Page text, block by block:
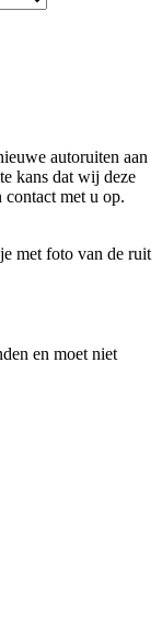
autoruiten aan
kans dat wij deze
met u op.
met foto van de ruit
en moet niet